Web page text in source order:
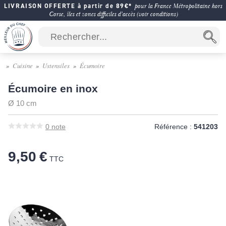
LIVRAISON OFFERTE à partir de 89€* pour la France Métropolitaine hors
Corse, îles et zones difficiles d'accès (voir conditions)
Cuisine Ustensiles Écumoire
Écumoire en inox
Ø 10 cm
0 note Référence : 541203
9,50 € TTC